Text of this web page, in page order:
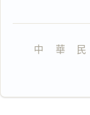
中    華    民